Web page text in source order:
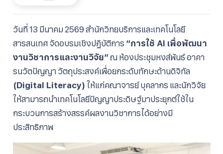
วันที่ 13 มีนาคม 2569 สำนักวิทยบริการและเทคโนโลยี
สารสนเทศ จัดอบรมเชิงปฏิบัติการ “การใช้ AI เพื่อพัฒนา
งานวิชาการและงานวิจัย”ณ ห้องประชุมหงส์พันธ์ อาคา
รนวัตปัญญา วัตถุประสงค์เพื่อยกระดับทักษะด้านดิจิทัล
(Digital Literacy) ให้แก่คณาจารย์ บุคลากร และนักวิจัย
ให้สามารถนำเทคโนโลยีปัญญาประดิษฐ์มาประยุกต์ใช้ใน
กระบวนการสร้างสรรค์ผลงานวิชาการได้อย่างมี
ประสิทธิภาพ